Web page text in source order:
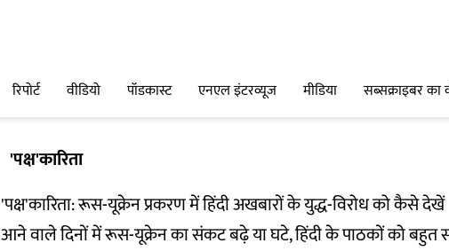
रिपोर्ट वीडियो पॉडकास्ट एनएल इंटरव्यूज मीडिया सब्सक्राइबर का
'पक्ष'कारिता
'पक्ष'कारिता: रूस-यूक्रेन प्रकरण में हिंदी अखबारों के युद्ध-विरोध को कैसे देखें
आने वाले दिनों में रूस-यूक्रेन का संकट बढ़े या घटे, हिंदी के पाठकों को